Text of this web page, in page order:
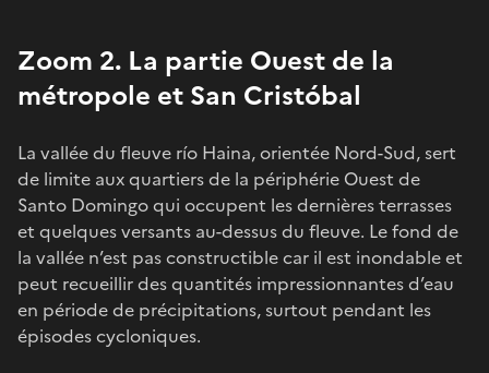
Zoom 2. La partie Ouest de la
métropole et San Cristóbal
La vallée du fleuve río Haina, orientée Nord-Sud, sert
de limite aux quartiers de la périphérie Ouest de
Santo Domingo qui occupent les dernières terrasses
et quelques versants au-dessus du fleuve. Le fond de
la vallée n’est pas constructible car il est inondable et
peut recueillir des quantités impressionnantes d’eau
en période de précipitations, surtout pendant les
épisodes cycloniques.